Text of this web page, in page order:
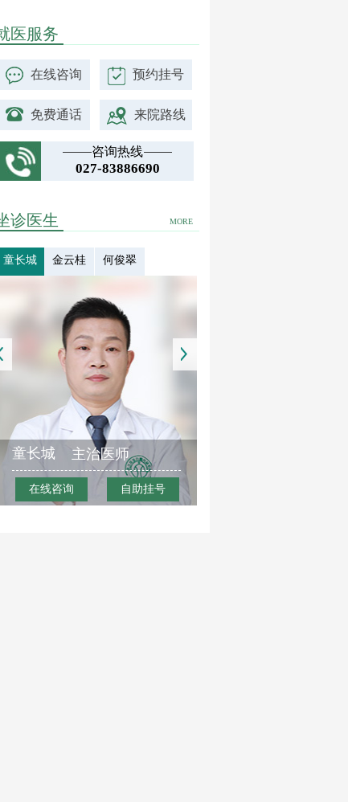
医服务
在线咨询 预约挂号
免费通话 来院路线
咨询热线
027-83886690
MORE
诊医生
童长城 金云桂 何俊翠
童长城 主治医师
在线咨询 自助挂号